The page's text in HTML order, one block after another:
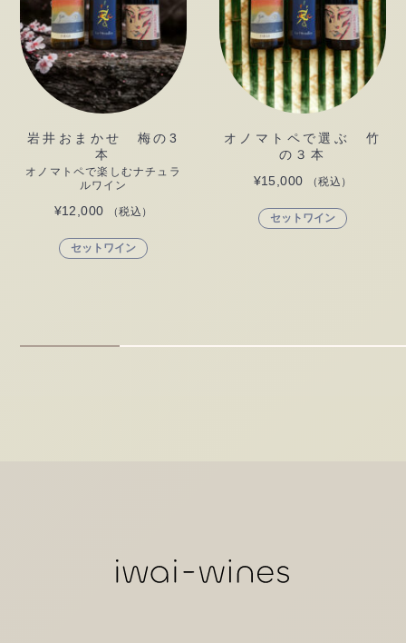
岩井おまかせ 梅の3
本
オノマトペで楽しむナチュラ
ルワイン
¥12,000 （税込）
セットワイン
オノマトペで選ぶ 竹
の３本
¥15,000 （税込）
セットワイン